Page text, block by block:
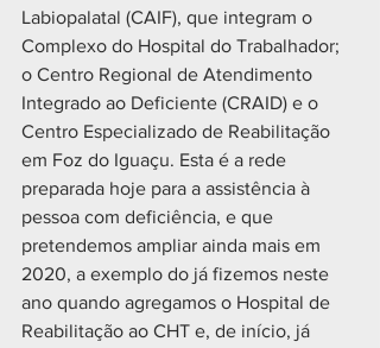
Labiopalatal (CAIF), que integram o
Complexo do Hospital do Trabalhador;
o Centro Regional de Atendimento
Integrado ao Deficiente (CRAID) e o
Centro Especializado de Reabilitação
em Foz do Iguaçu. Esta é a rede
preparada hoje para a assistência à
pessoa com deficiência, e que
pretendemos ampliar ainda mais em
2020, a exemplo do já fizemos neste
ano quando agregamos o Hospital de
Reabilitação ao CHT e, de início, já